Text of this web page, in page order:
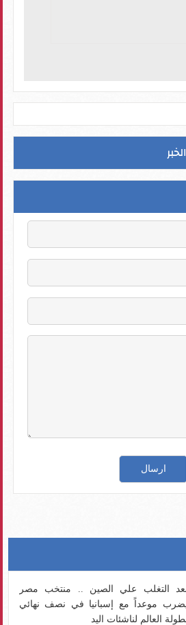
التغلب علي الصين .. منتخب مصر
موعداً مع إسبانيا في نصف نهائي
العالم لناشئات اليد